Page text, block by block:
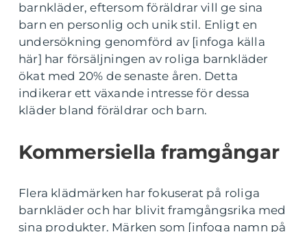
barnkläder, eftersom föräldrar vill ge sina
barn en personlig och unik stil. Enligt en
undersökning genomförd av [infoga källa
här] har försäljningen av roliga barnkläder
ökat med 20% de senaste åren. Detta
indikerar ett växande intresse för dessa
kläder bland föräldrar och barn.
Kommersiella framgångar
Flera klädmärken har fokuserat på roliga
barnkläder och har blivit framgångsrika med
sina produkter. Märken som [infoga namn på